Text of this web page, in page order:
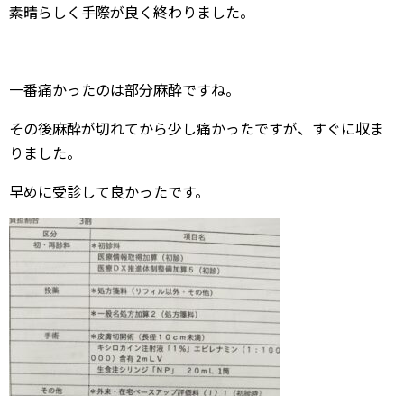
素晴らしく手際が良く終わりました。
一番痛かったのは部分麻酔ですね。
その後麻酔が切れてから少し痛かったですが、すぐに収ま
りました。
早めに受診して良かったです。